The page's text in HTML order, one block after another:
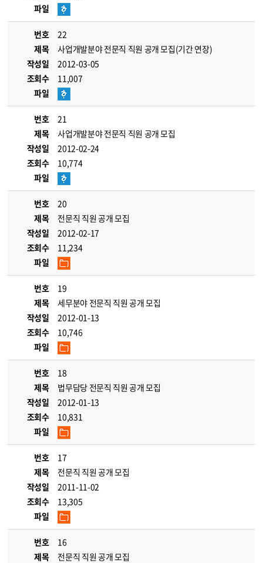
파일
번호
22
제목
사업개발분야 전문직 직원 공개 모집(기간 연장)
작성일
2012-03-05
조회수
11,007
파일
번호
21
제목
사업개발분야 전문직 직원 공개 모집
작성일
2012-02-24
조회수
10,774
파일
번호
20
제목
전문직 직원 공개 모집
작성일
2012-02-17
조회수
11,234
파일
번호
19
제목
세무분야 전문직 직원 공개 모집
작성일
2012-01-13
조회수
10,746
파일
번호
18
제목
법무담당 전문직 직원 공개 모집
작성일
2012-01-13
조회수
10,831
파일
번호
17
제목
전문직 직원 공개 모집
작성일
2011-11-02
조회수
13,305
파일
번호
16
제목
전문직 직원 공개 모집